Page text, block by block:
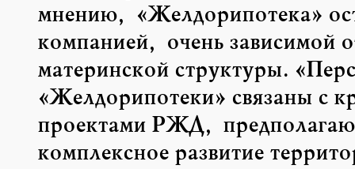
мнению, «Желдорипотека»
компанией, очень зависимой
материнской структуры.
«Желдорипотеки» связаны с
проектами РЖД,
комплексное развитие